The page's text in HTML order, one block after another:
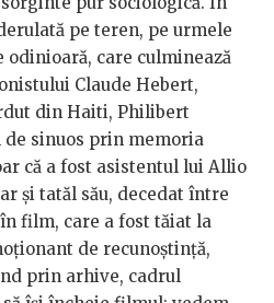
pe teren, pe urmele
care culminează
Claude Hebert,
din Haiti, Philibert
sinuos prin memoria
că a fost asistentul lui Allio
și tatăl său, decedat între
film, care a fost tăiat la
de recunoștință,
prin arhive, cadrul